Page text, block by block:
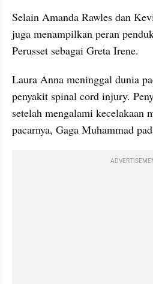
Selain Amanda Rawles dan
juga menampilkan peran
Perusset sebagai Greta Irene.
Laura Anna meninggal dunia
penyakit spinal cord injury.
setelah mengalami kecelakaan
pacarnya, Gaga Muhammad